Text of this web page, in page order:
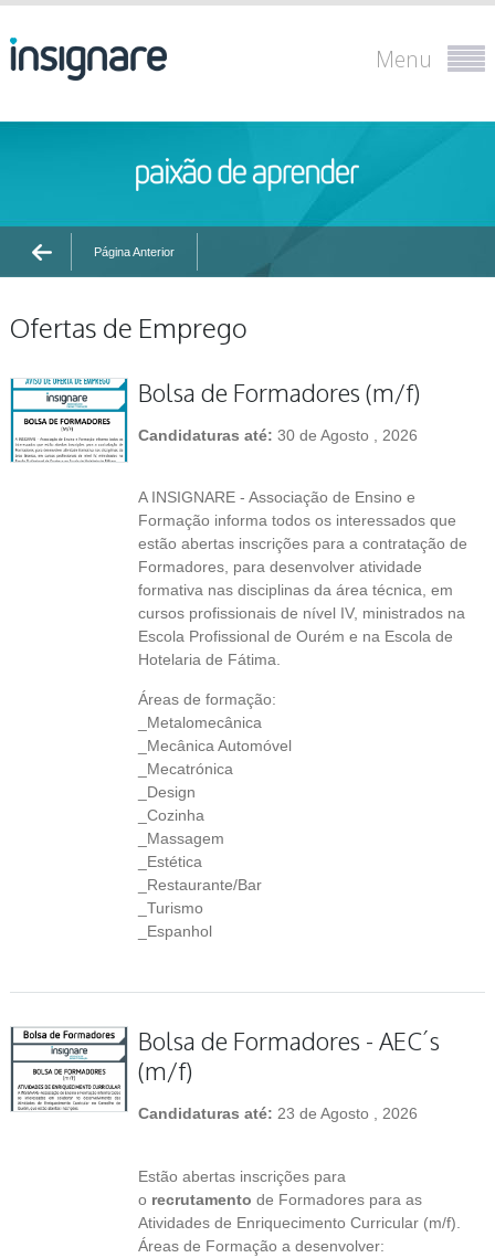
Menu
Página Anterior
Ofertas de Emprego
Bolsa de Formadores (m/f)
Candidaturas até: 30 de Agosto , 2026
A INSIGNARE - Associação de Ensino e
Formação informa todos os interessados que
estão abertas inscrições para a contratação de
Formadores, para desenvolver atividade
formativa nas disciplinas da área técnica, em
cursos profissionais de nível IV, ministrados na
Escola Profissional de Ourém e na Escola de
Hotelaria de Fátima.
Áreas de formação:
_Metalomecânica
_Mecânica Automóvel
_Mecatrónica
_Design
_Cozinha
_Massagem
_Estética
_Restaurante/Bar
_Turismo
_Espanhol
Bolsa de Formadores - AEC´s
(m/f)
Candidaturas até: 23 de Agosto , 2026
Estão abertas inscrições para
o recrutamento de Formadores para as
Atividades de Enriquecimento Curricular (m/f).
Áreas de Formação a desenvolver: